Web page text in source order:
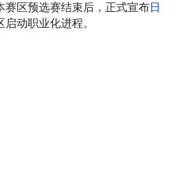
赛区预选赛结束后，正式宣布日
启动职业化进程。